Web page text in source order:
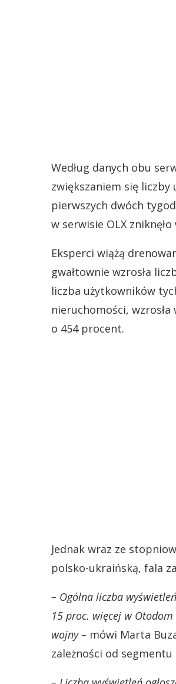
Według danych obu
zwiększaniem się liczby
pierwszych dwóch
w serwisie OLX
Eksperci wiążą
gwałtownie wzrosła
liczba użytkowników
nieruchomości,
o 454 procent.
Jednak wraz ze
polsko-ukraińską, fala
– Ogólna liczba
15 proc. więcej w
wojny – mówi Marta
zależności od segmentu